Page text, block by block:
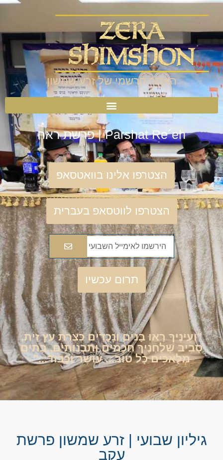
האתר הרשמי של זרע שמשון
Parshat Re´eh | פרשת ראה
הצטרפו אלינו בוואטסאפ
הצטרפו לווטסאפ בעברית
תרום עכשיו
"וְעֵינֶיךָ רָאוּ בָּנִים וְנָכָדִים כְּצֶרֶת עֵץ זַית,
סָבִיב שְׁלַחְנֶיךָ חֲכָמִים וְתַבְנוּתִים, בָּתִים
מְלָאכִים כָּל טוֹב... עוֹשֶׁר וְכָבוֹד..."
גיליון שבועי | זרע שמשון פרשת
עקב